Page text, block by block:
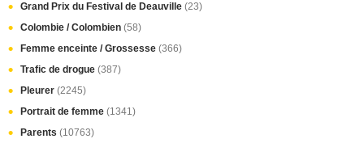
Grand Prix du Festival de Deauville (23)
Colombie / Colombien (58)
Femme enceinte / Grossesse (366)
Trafic de drogue (387)
Pleurer (2245)
Portrait de femme (1341)
Parents (10763)